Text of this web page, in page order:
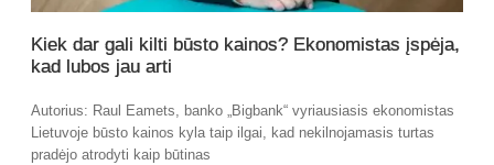
Kiek dar gali kilti būsto kainos? Ekonomistas įspėja,
kad lubos jau arti
Autorius: Raul Eamets, banko „Bigbank“ vyriausiasis ekonomistas
Lietuvoje būsto kainos kyla taip ilgai, kad nekilnojamasis turtas
pradėjo atrodyti kaip būtinas